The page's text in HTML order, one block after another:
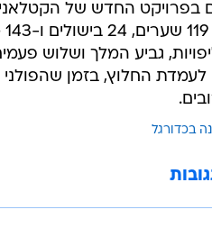
בפרויקט החדש של
גביע המלך ושלוש
החלוץ, בזמן
בכדורגל